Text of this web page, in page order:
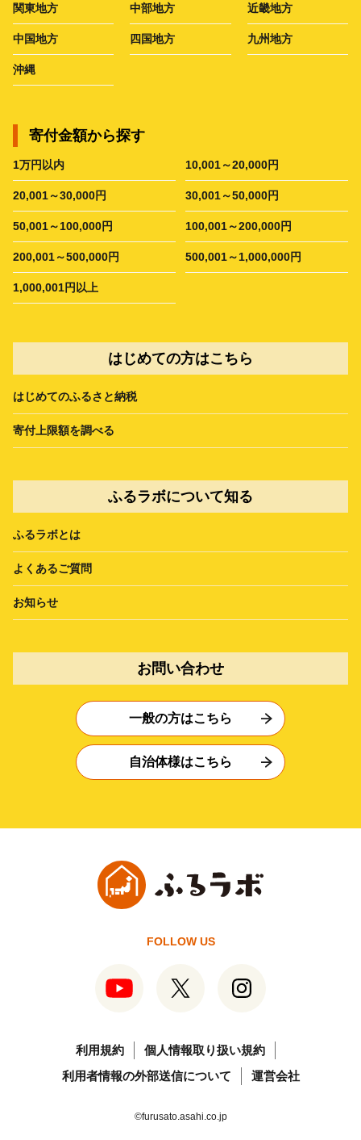
関東地方 中部地方 近畿地方
中国地方 四国地方 九州地方
沖縄
寄付金額から探す
1万円以内 10,001～20,000円
20,001～30,000円 30,001～50,000円
50,001～100,000円 100,001～200,000円
200,001～500,000円 500,001～1,000,000円
1,000,001円以上
はじめての方はこちら
はじめてのふるさと納税
寄付上限額を調べる
ふるラボについて知る
ふるラボとは
よくあるご質問
お知らせ
お問い合わせ
一般の方はこちら
自治体様はこちら
FOLLOW US
利用規約
個人情報取り扱い規約
利用者情報の外部送信について
運営会社
©furusato.asahi.co.jp